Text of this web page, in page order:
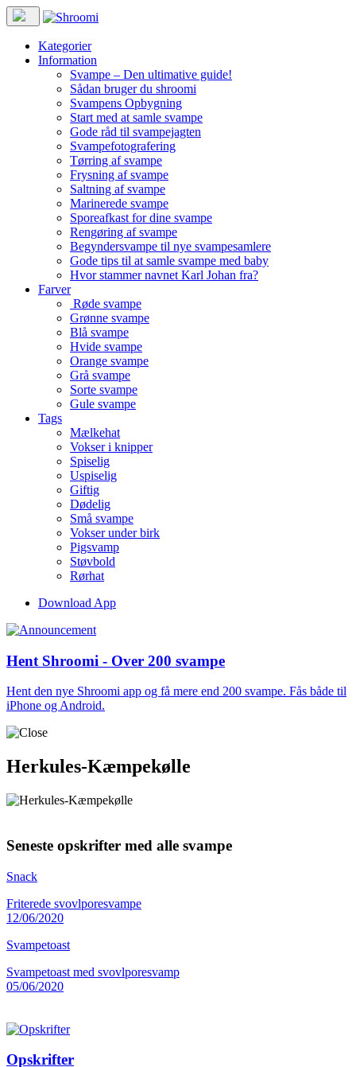
Kategorier
Information
Svampe – Den ultimative guide!
Sådan bruger du shroomi
Svampens Opbygning
Start med at samle svampe
Gode råd til svampejagten
Svampefotografering
Tørring af svampe
Frysning af svampe
Saltning af svampe
Marinerede svampe
Sporeafkast for dine svampe
Rengøring af svampe
Begyndersvampe til nye svampesamlere
Gode tips til at samle svampe med baby
Hvor stammer navnet Karl Johan fra?
Farver
Røde svampe
Grønne svampe
Blå svampe
Hvide svampe
Orange svampe
Grå svampe
Sorte svampe
Gule svampe
Tags
Mælkehat
Vokser i knipper
Spiselig
Uspiselig
Giftig
Dødelig
Små svampe
Vokser under birk
Pigsvamp
Støvbold
Rørhat
Download App
Hent Shroomi - Over 200 svampe
Hent den nye Shroomi app og få mere end 200 svampe. Fås både til
iPhone og Android.
Herkules-Kæmpekølle
Seneste opskrifter med alle svampe
Snack
Friterede svovlporesvampe
12/06/2020
Svampetoast
Svampetoast med svovlporesvamp
05/06/2020
Opskrifter